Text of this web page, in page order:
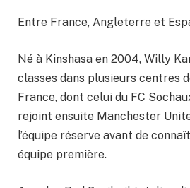
Entre France, Angleterre et
Né à Kinshasa en 2004, Willy
classes dans plusieurs centres
France, dont celui du FC
rejoint ensuite Manchester
l’équipe réserve avant de
équipe première.